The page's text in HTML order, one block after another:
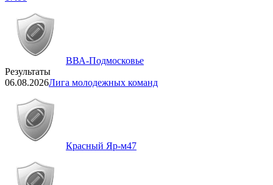
ВВА-Подмосковье
Результаты
06.08.2026Лига молодежных команд
Красный Яр-м47